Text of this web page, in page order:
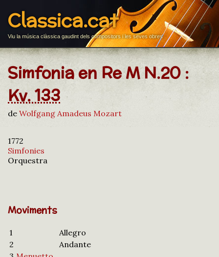
Classica.cat
Viu la música clàssica gaudint dels compositors i les seves obres
Simfonia en Re M N.20 :
Kv. 133
de Wolfgang Amadeus Mozart
1772
Simfonies
Orquestra
Moviments
1
Allegro
2
Andante